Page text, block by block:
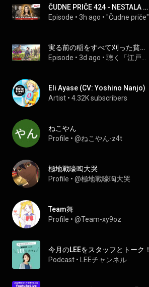
ČUDNE PRIČE 424 - NESTALA KANAĐANKA i zločin na crnogorskom primorju‼️
Episode • 3h ago • "Čudne priče"
実る前の稲をすべて刈った貧しい農家娘…大洪水の後、その稲だけが村を救った｜民話｜江戸時代｜江戸朗読｜昔話｜
Episode • 3d ago •
Eli Ayase (CV: Yoshino Nanjo)
Artist • 4.32K subscribers
ねこやん
Profile • @ねこやん-z4t
極地戰嚎啕大哭
Profile • @極地戰嚎啕大哭
Team舞
Profile • @Team-xy9oz
Podcast • LEEチャンネル